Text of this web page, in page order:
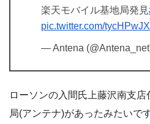
楽天モバイル基地局発見
pic.twitter.com/
— Antena
ローソンの入間氏上藤沢南支
局(アンテナ)があったみたいです